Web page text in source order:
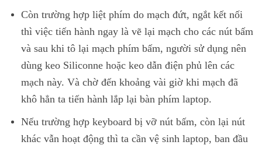
Còn trường hợp liệt phím do mạch đứt, ngắt kết nối
thì việc tiến hành ngay là vẽ lại mạch cho các nút bấm
và sau khi tô lại mạch phím bấm, người sử dụng nên
dùng keo Siliconne hoặc keo dẫn điện phủ lên các
mạch này. Và chờ đến khoảng vài giờ khi mạch đã
khô hẳn ta tiến hành lắp lại bàn phím laptop.
Nếu trường hợp keyboard bị vỡ nút bấm, còn lại nút
khác vẫn hoạt động thì ta cần vệ sinh laptop, ban đầu